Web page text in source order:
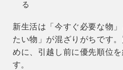
る
新生活は「今すぐ必要な物
たい物」が混ざりがちです
めに、引越し前に優先順位
す。